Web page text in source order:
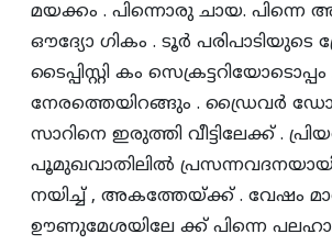
മയക്കം . പിന്നൊരു ചായ.
ഔദ്യോ ഗികം . ടൂര്‍ പരിപാടിയുടെ
ടൈപ്പിസ്റ്റി കം
നേരത്തെയിറങ്ങും . ഡ്രൈവര്‍
സാറിനെ ഇരുത്തി വീട്ടിലേക്ക്‌ .
പൂമുഖവാതിലില്‍ പ്രസന്നവദനയായി
നയിച്ച്‌ , അകത്തേയ്‌ക്ക്‌ . വേഷം
ഊണുമേശയിലേ ക്ക്‌ പിന്നെ